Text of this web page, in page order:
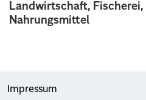
Landwirtschaft,
Nahrungsmittel
Impressum